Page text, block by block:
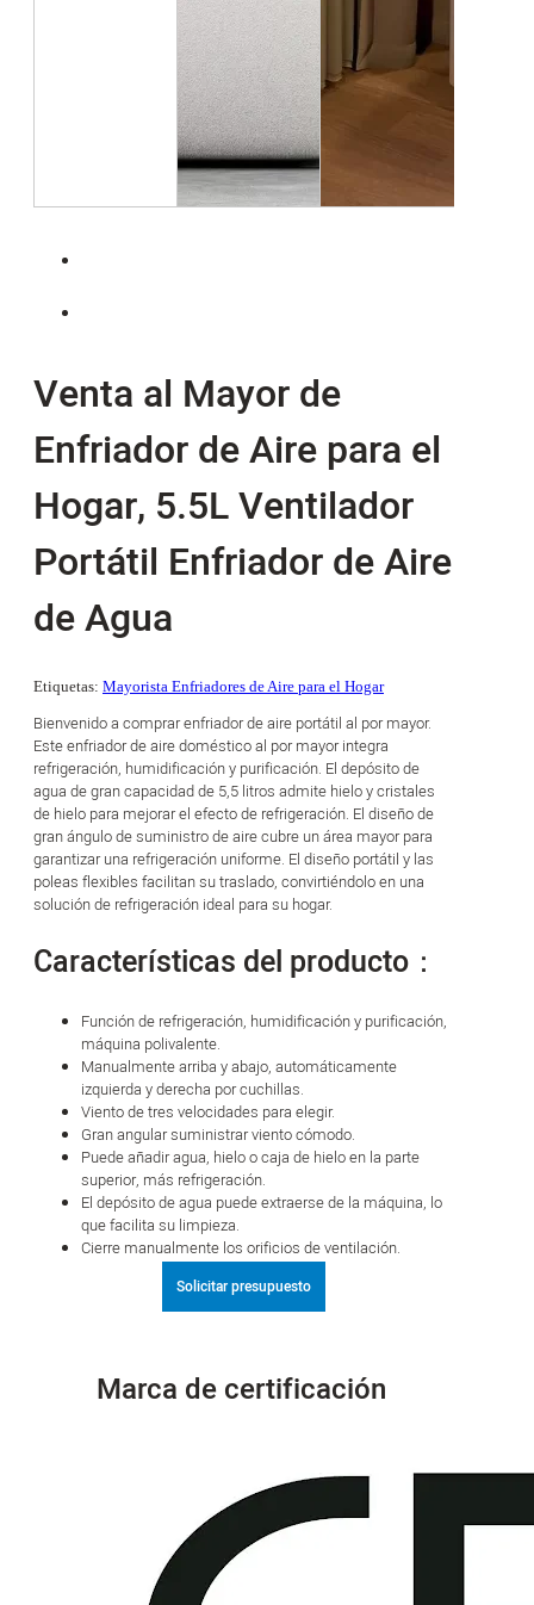
Venta al Mayor de
Enfriador de Aire para el
Hogar, 5.5L Ventilador
Portátil Enfriador de Aire
de Agua
Etiquetas: Mayorista Enfriadores de Aire para el Hogar
Bienvenido a comprar enfriador de aire portátil al por mayor.
Este enfriador de aire doméstico al por mayor integra
refrigeración, humidificación y purificación. El depósito de
agua de gran capacidad de 5,5 litros admite hielo y cristales
de hielo para mejorar el efecto de refrigeración. El diseño de
gran ángulo de suministro de aire cubre un área mayor para
garantizar una refrigeración uniforme. El diseño portátil y las
poleas flexibles facilitan su traslado, convirtiéndolo en una
solución de refrigeración ideal para su hogar.
Características del producto：
Función de refrigeración, humidificación y purificación,
máquina polivalente.
Manualmente arriba y abajo, automáticamente
izquierda y derecha por cuchillas.
Viento de tres velocidades para elegir.
Gran angular suministrar viento cómodo.
Puede añadir agua, hielo o caja de hielo en la parte
superior, más refrigeración.
El depósito de agua puede extraerse de la máquina, lo
que facilita su limpieza.
Cierre manualmente los orificios de ventilación.
Solicitar presupuesto
Marca de certificación